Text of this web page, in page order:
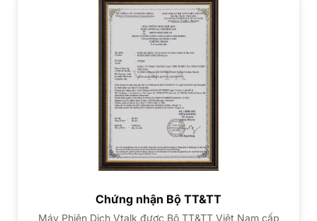
Chứng nhận Bộ TT&TT
Máy Phiên Dịch Vtalk được Bộ TT&TT Việt Nam cấp